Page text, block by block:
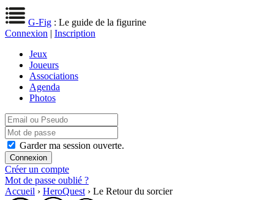
G-Fig : Le guide de la figurine
Connexion | Inscription
Jeux
Joueurs
Associations
Agenda
Photos
Garder ma session ouverte.
Créer un compte
Mot de passe oublié ?
Accueil › HeroQuest › Le Retour du sorcier